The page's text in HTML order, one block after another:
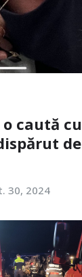
o caută cu
de
30, 2024